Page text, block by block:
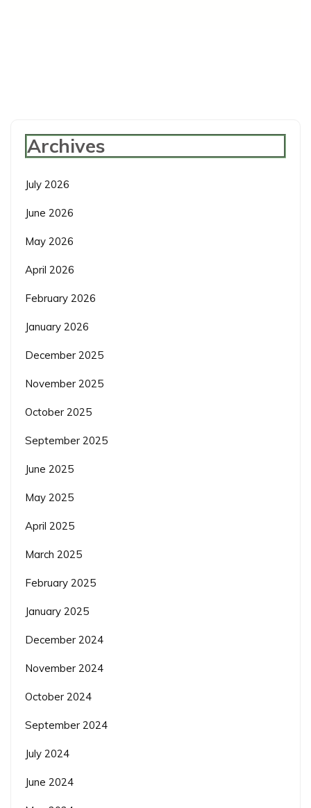
Archives
July 2026
June 2026
May 2026
April 2026
February 2026
January 2026
December 2025
November 2025
October 2025
September 2025
June 2025
May 2025
April 2025
March 2025
February 2025
January 2025
December 2024
November 2024
October 2024
September 2024
July 2024
June 2024